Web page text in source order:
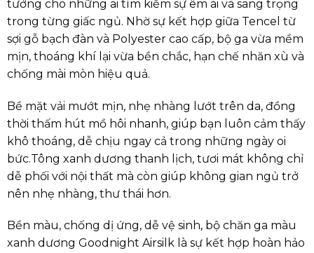
tưởng cho những ai tìm kiếm sự êm ái và sang trọng
trong từng giấc ngủ. Nhờ sự kết hợp giữa Tencel từ
sợi gỗ bạch đàn và Polyester cao cấp, bộ ga vừa mềm
mịn, thoáng khí lại vừa bền chắc, hạn chế nhăn xù và
chống mài mòn hiệu quả.
Bề mặt vải mướt mịn, nhẹ nhàng lướt trên da, đồng
thời thấm hút mồ hôi nhanh, giúp bạn luôn cảm thấy
khô thoáng, dễ chịu ngay cả trong những ngày oi
bức.Tông xanh dương thanh lịch, tươi mát không chỉ
dễ phối với nội thất mà còn giúp không gian ngủ trở
nên nhẹ nhàng, thư thái hơn.
Bền màu, chống dị ứng, dễ vệ sinh, bộ chăn ga màu
xanh dương Goodnight Airsilk là sự kết hợp hoàn hảo